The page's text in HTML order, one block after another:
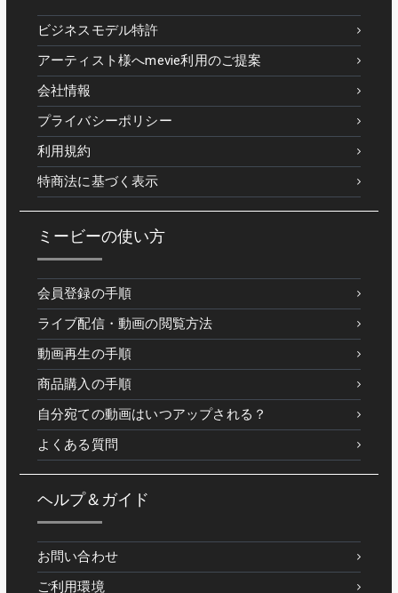
ビジネスモデル特許
アーティスト様へmevie利用のご提案
会社情報
プライバシーポリシー
利用規約
特商法に基づく表示
ミービーの使い方
会員登録の手順
ライブ配信・動画の閲覧方法
動画再生の手順
商品購入の手順
自分宛ての動画はいつアップされる？
よくある質問
ヘルプ＆ガイド
お問い合わせ
ご利用環境